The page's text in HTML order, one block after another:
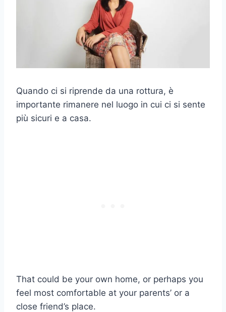
Quando ci si riprende da una rottura, è
importante rimanere nel luogo in cui ci si sente
più sicuri e a casa.
That could be your own home, or perhaps you
feel most comfortable at your parents’ or a
close friend’s place.